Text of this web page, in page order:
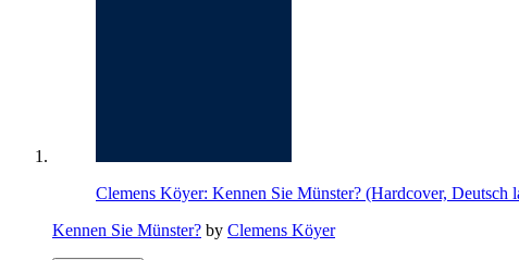
Clemens Köyer: Kennen Sie Münster? (Hardcover, Deutsch
Kennen Sie Münster? by Clemens Köyer